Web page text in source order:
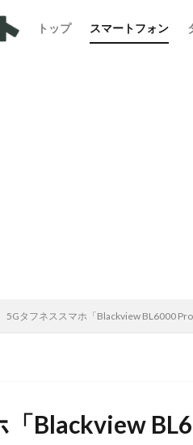
トップ スマートフォン
5Gタフネススマホ「Blackview BL6000
Blackview